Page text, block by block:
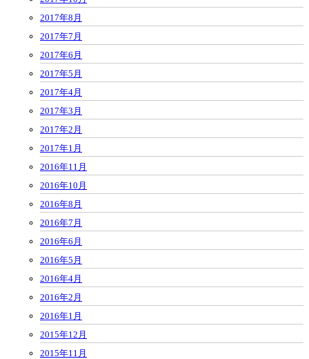
2017年8月
2017年7月
2017年6月
2017年5月
2017年4月
2017年3月
2017年2月
2017年1月
2016年11月
2016年10月
2016年8月
2016年7月
2016年6月
2016年5月
2016年4月
2016年2月
2016年1月
2015年12月
2015年11月